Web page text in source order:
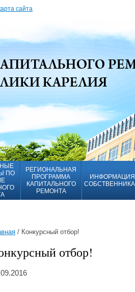
сайта
ПО
РЕГИОНАЛЬНАЯ
ПРОГРАММА
КАПИТАЛЬНОГО
РЕМОНТА
ИНФОРМАЦИЯ
/ Конкурсный отбор!
отбор!